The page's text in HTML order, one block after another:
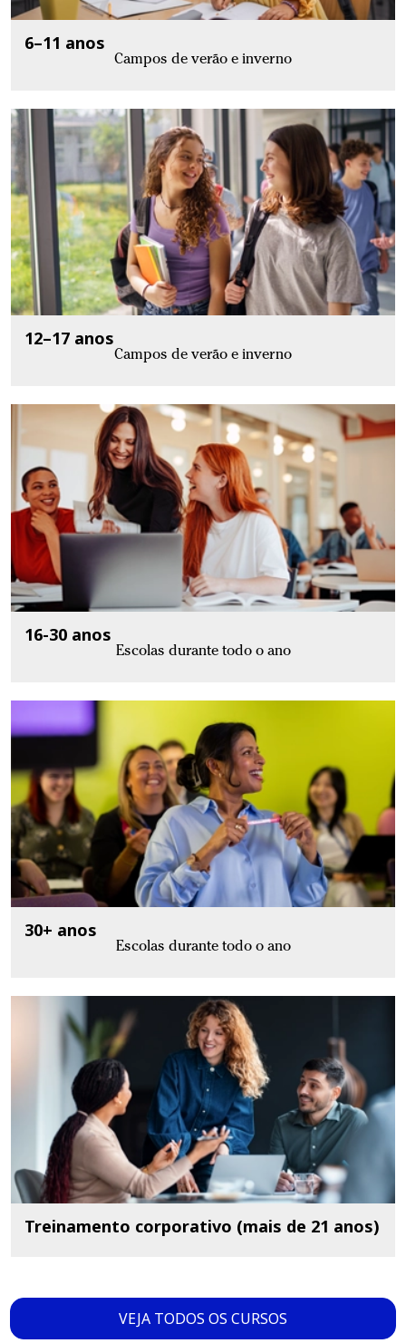
6–11 anos
Campos de verão e inverno
12–17 anos
Campos de verão e inverno
16-30 anos
Escolas durante todo o ano
30+ anos
Escolas durante todo o ano
Treinamento corporativo (mais de 21 anos)
VEJA TODOS OS CURSOS